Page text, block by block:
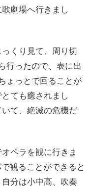
劇場へ行きまし
くり見て、周り切
行ったので、表に出
ょっとで回ることが
ても癒されまし
て、絶滅の危機だ
ペラを観に行きま
で観ることができると
分は小中高、吹奏